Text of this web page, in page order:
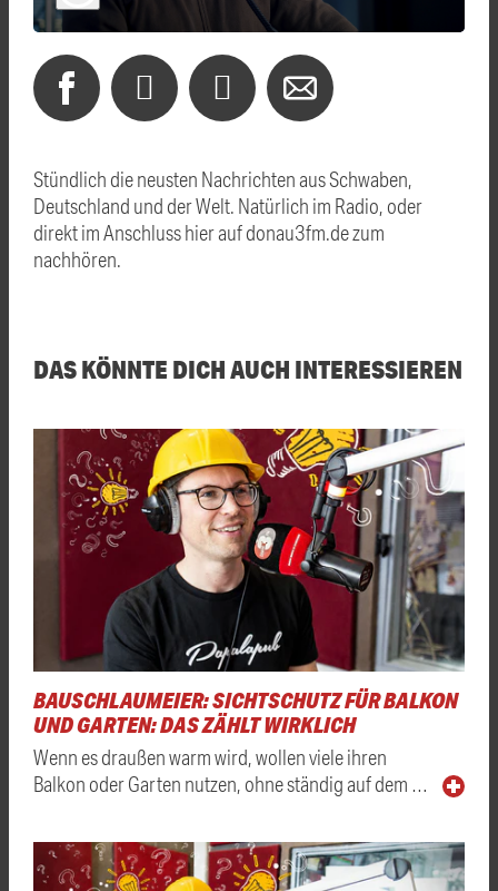
Stündlich die neusten Nachrichten aus Schwaben,
Deutschland und der Welt. Natürlich im Radio, oder
direkt im Anschluss hier auf donau3fm.de zum
nachhören.
DAS KÖNNTE DICH AUCH INTERESSIEREN
BAUSCHLAUMEIER: SICHTSCHUTZ FÜR BALKON
UND GARTEN: DAS ZÄHLT WIRKLICH
Wenn es draußen warm wird, wollen viele ihren
Balkon oder Garten nutzen, ohne ständig auf dem …